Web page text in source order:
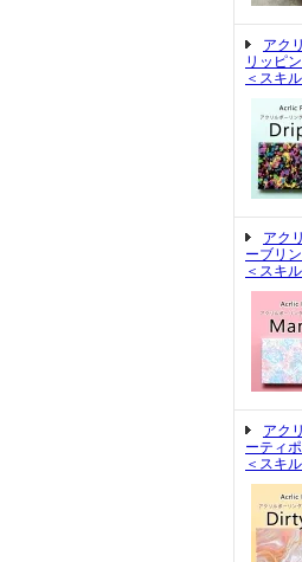
アク
リッピ
＜スキ
アク
ーブリ
＜スキ
アク
ーティ
＜スキ